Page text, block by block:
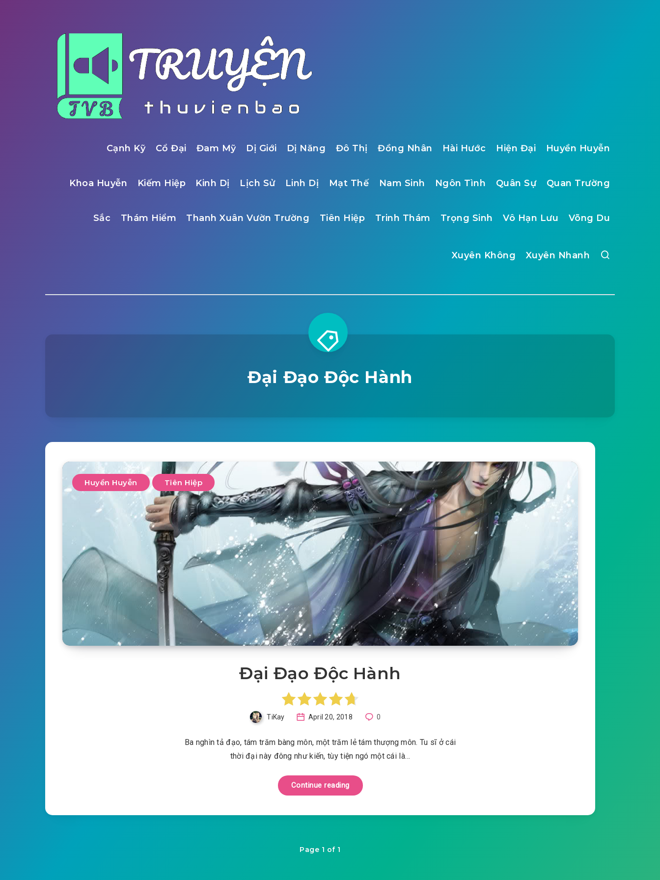
Cạnh Kỹ Cổ Đại Đam Mỹ Dị Giới Dị Năng Đô Thị Đồng Nhân Hài Hước Hiện Đại Huyền Huyễn
Khoa Huyễn Kiếm Hiệp Kinh Dị Lịch Sử Linh Dị Mạt Thế Nam Sinh Ngôn Tình Quân Sự Quan Trường
Sắc Thám Hiểm Thanh Xuân Vườn Trường Tiên Hiệp Trinh Thám Trọng Sinh Vô Hạn Lưu Võng Du
Xuyên Không Xuyên Nhanh
Đại Đạo Độc Hành
Huyền Huyễn Tiên Hiệp
Đại Đạo Độc Hành
TiKay April 20, 2018 0
Ba nghìn tả đạo, tám trăm bàng môn, một trăm lẻ tám thượng môn. Tu sĩ ở cái
thời đại này đông như kiến, tùy tiện ngó một cái là…
Continue reading
Page 1 of 1